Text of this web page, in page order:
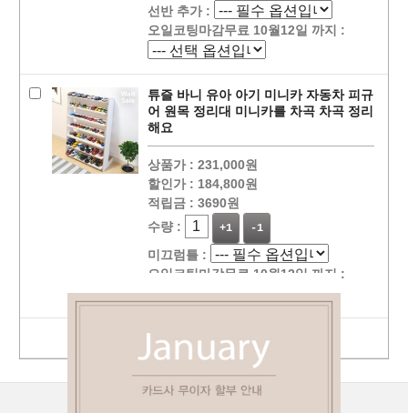
선반 추가 :
오일코팅마감무료 10월12일 까지 :
튜즐 바니 유아 아기 미니카 자동차 피규
어 원목 정리대 미니카를 차곡 차곡 정리
해요
상품가 : 231,000원
할인가 : 184,800원
적립금 : 3690원
수량 :
+1 -1
미끄럼틀 :
오일코팅마감무료 10월12일 까지 :
선택상품 장바구니 담기
PC버젼 이용안내 고객센터